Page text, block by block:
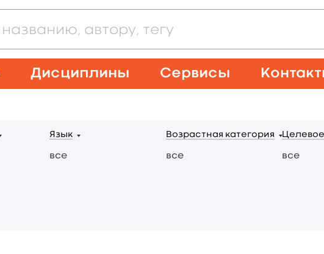
Дисциплины Сервисы
Язык
все
Возрастная категория
все все